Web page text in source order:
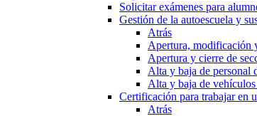
Solicitar exámenes para
Gestión de la autoescuela y
Atrás
Apertura, modificación
Apertura y cierre de
Alta y baja de personal
Alta y baja de vehículos
Certificación para trabajar en
Atrás